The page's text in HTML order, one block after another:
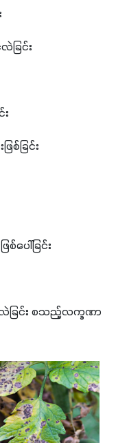
ခြင်း
စ်ခြင်း
ပေါ်ခြင်း
ခြင်း စသည့်လက္ခဏာ